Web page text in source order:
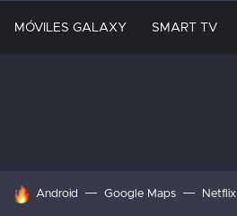
MÓVILES GALAXY SMART TV
HOY SE HABLA DE
Android Google Maps Netflix